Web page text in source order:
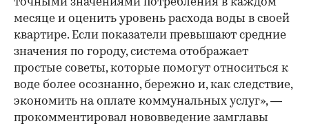
месяце и оценить уровень расхода воды в своей
квартире. Если показатели превышают средние
значения по городу, система отображает
простые советы, которые помогут относиться к
воде более осознанно, бережно и, как следствие,
экономить на оплате коммунальных услуг», —
прокомментировал нововведение замглавы